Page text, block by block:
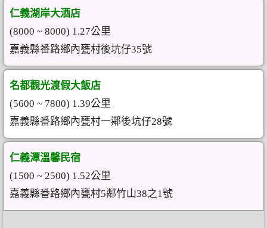
仁義湖岸大酒店
(8000 ~ 8000) 1.27公里
嘉義縣番路鄉內甕村後坑仔35號
名都觀光渡假大飯店
(5600 ~ 7800) 1.39公里
嘉義縣番路鄉內甕村一鄰後坑仔28號
仁義潭溫馨民宿
(1500 ~ 2500) 1.52公里
嘉義縣番路鄉內甕村5鄰竹山38之1號